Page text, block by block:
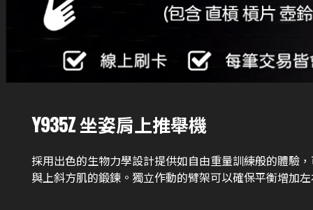
Y935Z 坐姿肩上推舉機
採用出色的生物力學設計提供如自由重量訓練般的體驗
與上斜方肌的鍛鍊。獨立作動的臂架可以確保平衡增加